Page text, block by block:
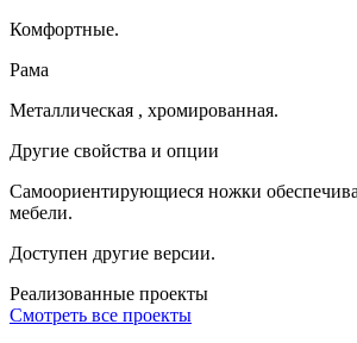
Комфортные.
Рама
Металлическая , хромированная.
Другие свойства и опции
Самоориентирующиеся ножки
мебели.
Доступен другие версии.
Реализованные проекты
Смотреть все проекты